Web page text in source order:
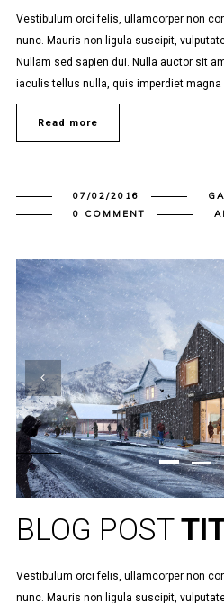
Vestibulum orci felis, ullamcorper non
nunc. Mauris non ligula suscipit,
Nullam sed sapien dui. Nulla auctor sit
iaculis tellus nulla, quis imperdiet magna
Read more
07/02/2016
0 COMMENT
BLOG POST
Vestibulum orci felis, ullamcorper non
nunc. Mauris non ligula suscipit,